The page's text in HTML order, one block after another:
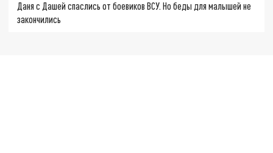
Даня с Дашей спаслись от боевиков ВСУ. Но беды для малышей не
закончились